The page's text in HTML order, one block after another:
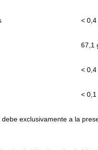
< 0,4
67,1
< 0,4
< 0,1
exclusivamente a la